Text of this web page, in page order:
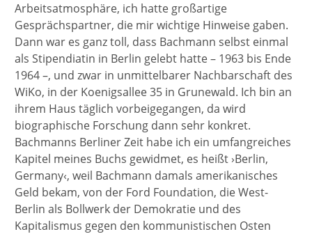
Arbeitsatmosphäre, ich hatte großartige
Gesprächspartner, die mir wichtige Hinweise gaben.
Dann war es ganz toll, dass Bachmann selbst einmal
als Stipendiatin in Berlin gelebt hatte – 1963 bis Ende
1964 –, und zwar in unmittelbarer Nachbarschaft des
WiKo, in der Koenigsallee 35 in Grunewald. Ich bin an
ihrem Haus täglich vorbeigegangen, da wird
biographische Forschung dann sehr konkret.
Bachmanns Berliner Zeit habe ich ein umfangreiches
Kapitel meines Buchs gewidmet, es heißt ›Berlin,
Germany‹, weil Bachmann damals amerikanisches
Geld bekam, von der Ford Foundation, die West-
Berlin als Bollwerk der Demokratie und des
Kapitalismus gegen den kommunistischen Osten